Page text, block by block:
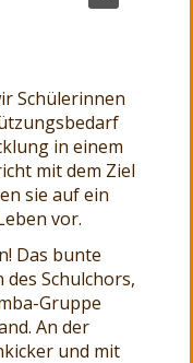
Schülerinnen
in einem
mit dem Ziel
sie auf ein
vor.
Das bunte
Schulchors,
Gruppe
An der
und mit